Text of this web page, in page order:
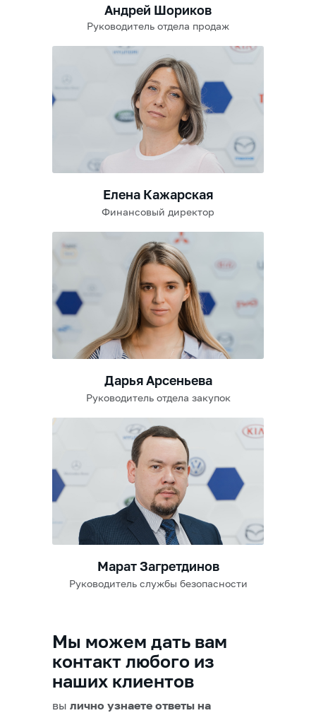
Андрей Шориков
Руководитель отдела продаж
Елена Кажарская
Финансовый директор
Дарья Арсеньева
Руководитель отдела закупок
Марат Загретдинов
Руководитель службы безопасности
Мы можем дать вам
контакт любого из
наших клиентов
вы лично узнаете ответы на